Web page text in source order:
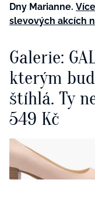
Dny Marianne.
slevových akcích
Galerie:
kterým
štíhlá. Ty
549 Kč